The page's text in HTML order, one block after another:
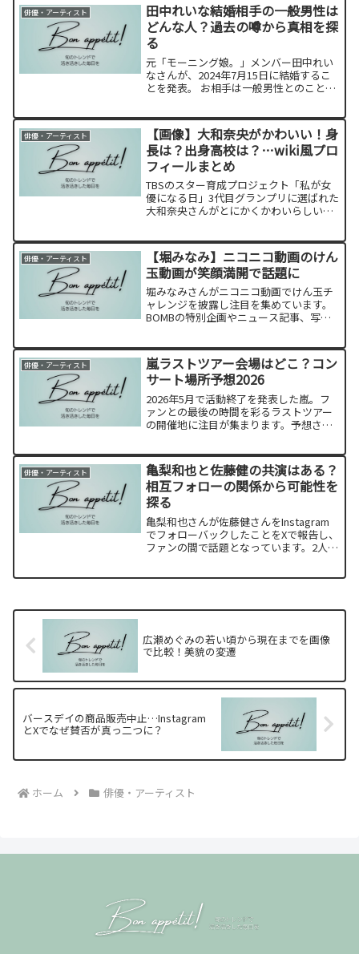
俳優・アーティスト
田中れいな結婚相手の一般男性は
どんな人？過去の噂から真相を探
る
元「モーニング娘。」メンバー田中れい
なさんが、2024年7月15日に結婚するこ
とを発表。 お相手は一般男性とのことで
介しつつ、結婚相手について推測してみ
ます。
俳優・アーティスト
【画像】大和奈央がかわいい！身
長は？出身高校は？…wiki風プロ
フィールまとめ
TBSのスター育成プロジェクト「私が女
優になる日」3代目グランプリに選ばれた
大和奈央さんがとにかくかわいらしい！
をまとめてみました！
俳優・アーティスト
【堀みなみ】ニコニコ動画のけん
玉動画が笑顔満開で話題に
堀みなみさんがニコニコ動画でけん玉チ
ャレンジを披露し注目を集めています。
BOMBの特別企画やニュース記事、写真
俳優・アーティスト
嵐ラストツアー会場はどこ？コン
サート場所予想2026
2026年5月で活動終了を発表した嵐。フ
ァンとの最後の時間を彩るラストツアー
の開催地に注目が集まります。予想され
俳優・アーティスト
亀梨和也と佐藤健の共演はある？
相互フォローの関係から可能性を
探る
亀梨和也さんが佐藤健さんをInstagram
でフォローバックしたことをXで報告し、
ファンの間で話題となっています。2人の
広瀬めぐみの若い頃から現在までを画像
で比較！美貌の変遷
バースデイの商品販売中止…Instagram
とXでなぜ賛否が真っ二つに？
ホーム 俳優・アーティスト